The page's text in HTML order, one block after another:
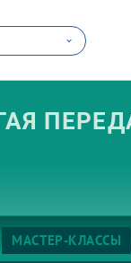
МАСТЕР-КЛАССЫ